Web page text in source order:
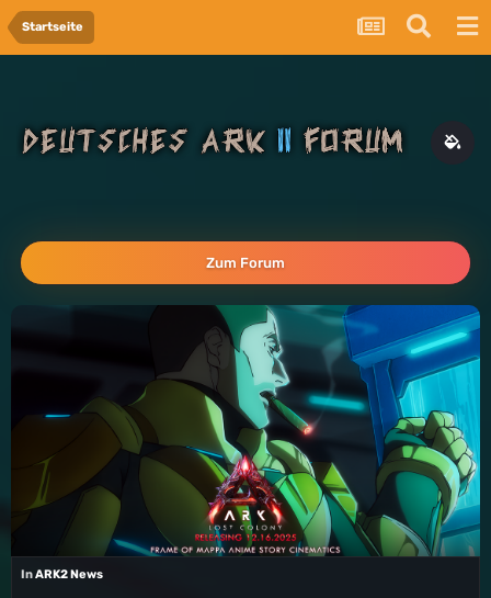
Startseite
Zum Forum
InARK2 News